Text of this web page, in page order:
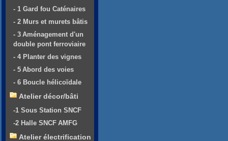
- 1 Gard fou Caténaires
- 2 Murs et murets bâtis
- 3 Aménagement d'un
double pont ferroviaire
- 4 Planter des vignes
- 5 Abord des voies
- 6 Boucle hélicoïdale
Atelier décor/bâti
-1 Sous Station SNCF
-2 Halle SNCF AMFG
Atelier électrification